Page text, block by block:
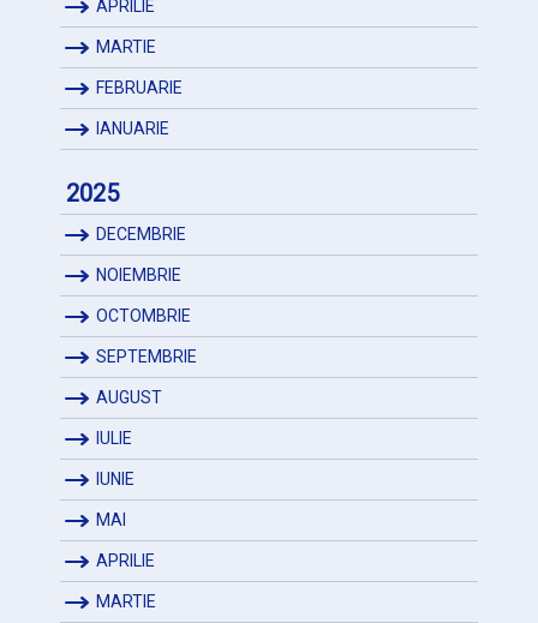
APRILIE
MARTIE
FEBRUARIE
IANUARIE
2025
DECEMBRIE
NOIEMBRIE
OCTOMBRIE
SEPTEMBRIE
AUGUST
IULIE
IUNIE
MAI
APRILIE
MARTIE